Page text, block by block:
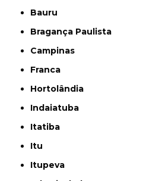
Bauru
Bragança Paulista
Campinas
Franca
Hortolândia
Indaiatuba
Itatiba
Itu
Itupeva